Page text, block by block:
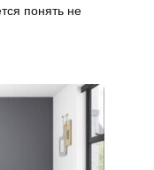
понять не